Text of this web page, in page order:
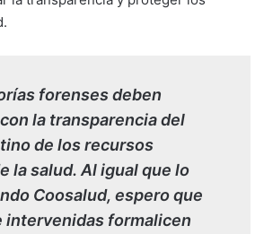
forenses deben
la transparencia del
de los recursos
la salud. Al igual que lo
Coosalud, espero que
intervenidas formalicen